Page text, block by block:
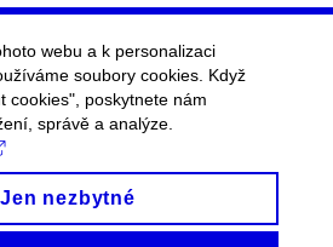
webu a k personalizaci
soubory cookies. Když
cookies", poskytnete nám
správě a analýze.
Jen nezbytné